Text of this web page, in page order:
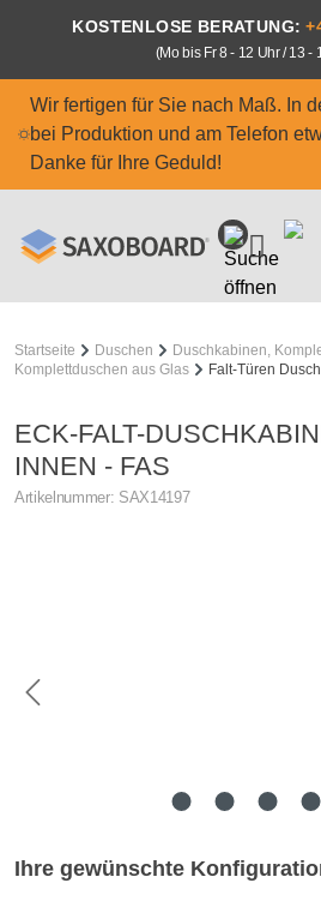
Zum Hauptinhalt springen
KOSTENLOSE BERATUNG:
(Mo bis Fr 8 - 12 Uhr / 13 -
Wir fertigen für Sie nach Maß. In
bei Produktion und am Telefon
Danke für Ihre Geduld!
Startseite Duschen
Duschkabinen,
Komplettduschen aus Glas
Falt-Türen
ECK-FALT-
INNEN - FAS
Artikelnummer: SAX14197
Ihre gewünschte